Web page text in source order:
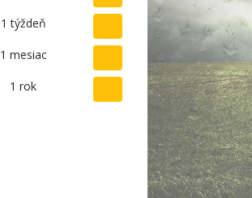
1 týždeň
1 mesiac
1 rok